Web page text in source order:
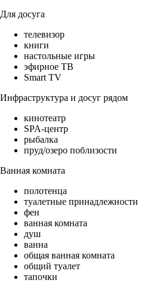
Для досуга
телевизор
книги
настольные игры
эфирное ТВ
Smart TV
Инфраструктура и досуг рядом
кинотеатр
SPA-центр
рыбалка
пруд/озеро поблизости
Ванная комната
полотенца
туалетные принадлежности
фен
ванная комната
душ
ванна
общая ванная комната
общий туалет
тапочки